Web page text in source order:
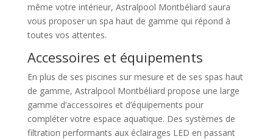
même votre intérieur, Astralpool Montbéliard saura
vous proposer un spa haut de gamme qui répond à
toutes vos attentes.
Accessoires et équipements
En plus de ses piscines sur mesure et de ses spas haut
de gamme, Astralpool Montbéliard propose une large
gamme d’accessoires et d’équipements pour
compléter votre espace aquatique. Des systèmes de
filtration performants aux éclairages LED en passant